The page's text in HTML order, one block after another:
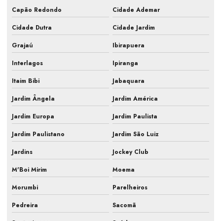
Inspeção pmoc de ar condicionado
Laudo ar condicionado pmoc
Laudo técnico pmoc
Limpeza e manutenção de ar condicionado
Limpeza e manutenção de ar condicionado split
Manutenção de ar condicionado central
Manutenção de ar condicionado comercial
Manutenção de ar condicionado empresarial
Manutenção de ar condicionado para empresas
Capão Redondo
Cidade Ademar
Cidade Dutra
Cidade Jardim
Grajaú
Ibirapuera
Interlagos
Ipiranga
Itaim Bibi
Jabaquara
Jardim Ângela
Jardim América
Jardim Europa
Jardim Paulista
Jardim Paulistano
Jardim São Luiz
Jardins
Jockey Club
M'Boi Mirim
Moema
Morumbi
Parelheiros
Pedreira
Sacomã